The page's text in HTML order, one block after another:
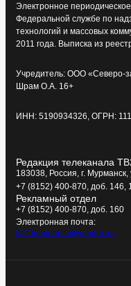
Электронное
Федеральной службе по
технологий и массовых
2011 года. Выписка из
Учредитель: ООО «Северо-
Шрам О.А. 16+
ИНН: 5190934326, ОГРН:
Редакция телеканала
183038, Россия, г.
+7 (8152) 400-870, доб. 146,
Рекламный отдел
+7 (8152) 400-870, доб. 160
Электронная почта:
tv21kompania@yandex.ru